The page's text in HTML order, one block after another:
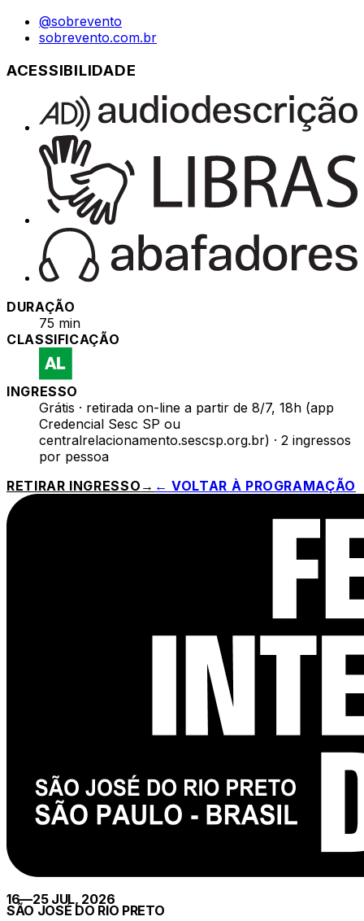
@sobrevento
sobrevento.com.br
ACESSIBILIDADE
DURAÇÃO
75 min
CLASSIFICAÇÃO
INGRESSO
Grátis · retirada on-line a partir de 8/7, 18h (app
Credencial Sesc SP ou
centralrelacionamento.sescsp.org.br) · 2 ingressos
por pessoa
RETIRAR INGRESSO → ← VOLTAR À PROGRAMAÇÃO
16—25 JUL, 2026
SÃO JOSÉ DO RIO PRETO